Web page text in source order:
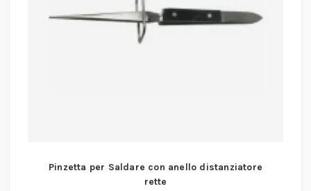
Pinzetta per Saldare con anello distanziatore
rette